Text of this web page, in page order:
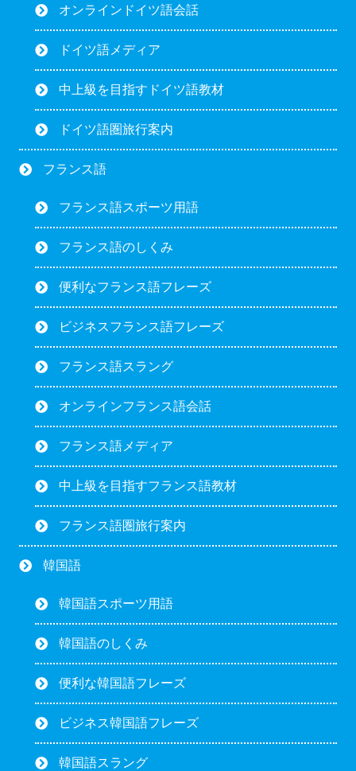
オンラインドイツ語会話
ドイツ語メディア
中上級を目指すドイツ語教材
ドイツ語圏旅行案内
フランス語
フランス語スポーツ用語
フランス語のしくみ
便利なフランス語フレーズ
ビジネスフランス語フレーズ
フランス語スラング
オンラインフランス語会話
フランス語メディア
中上級を目指すフランス語教材
フランス語圏旅行案内
韓国語
韓国語スポーツ用語
韓国語のしくみ
便利な韓国語フレーズ
ビジネス韓国語フレーズ
韓国語スラング